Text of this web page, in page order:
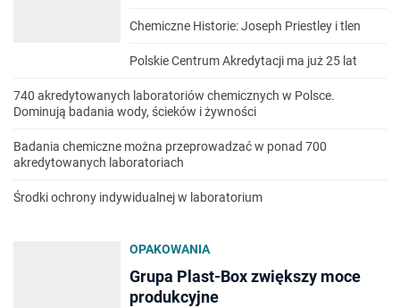
Chemiczne Historie: Joseph Priestley i tlen
Polskie Centrum Akredytacji ma już 25 lat
740 akredytowanych laboratoriów chemicznych w Polsce.
Dominują badania wody, ścieków i żywności
Badania chemiczne można przeprowadzać w ponad 700
akredytowanych laboratoriach
Środki ochrony indywidualnej w laboratorium
OPAKOWANIA
Grupa Plast-Box zwiększy moce
produkcyjne